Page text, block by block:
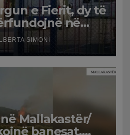
e Fierit, dy të
në
SIMONI
Mallakastër/
banesat,